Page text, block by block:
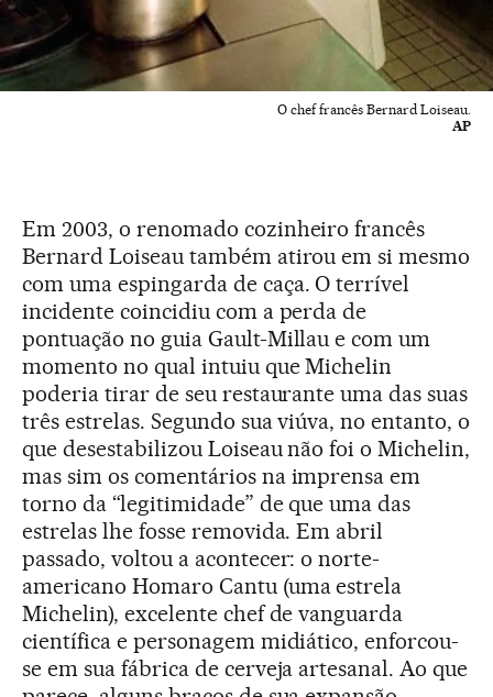
O chef francês Bernard Loiseau.
AP
Em 2003, o renomado cozinheiro francês
Bernard Loiseau também atirou em si mesmo
com uma espingarda de caça. O terrível
incidente coincidiu com a perda de
pontuação no guia Gault-Millau e com um
momento no qual intuiu que Michelin
poderia tirar de seu restaurante uma das suas
três estrelas. Segundo sua viúva, no entanto, o
que desestabilizou Loiseau não foi o Michelin,
mas sim os comentários na imprensa em
torno da “legitimidade” de que uma das
estrelas lhe fosse removida. Em abril
passado, voltou a acontecer: o norte-
americano Homaro Cantu (uma estrela
Michelin), excelente chef de vanguarda
científica e personagem midiático, enforcou-
se em sua fábrica de cerveja artesanal. Ao que